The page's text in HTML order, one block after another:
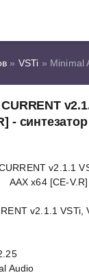
» VSTi » Minimal
- синтезатор
v2.1.1 VSTi,
Audio